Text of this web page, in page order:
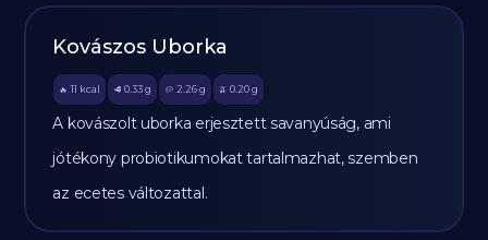
Kovászos Uborka
🔥 11 kcal 🥩 0.33 g 🥔 2.26g 🫒 0.20 g
A kovászolt uborka erjesztett savanyúság, ami
jótékony probiotikumokat tartalmazhat, szemben
az ecetes változattal.